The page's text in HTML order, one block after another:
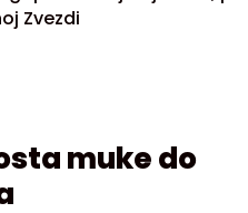
Zvezdi
muke do